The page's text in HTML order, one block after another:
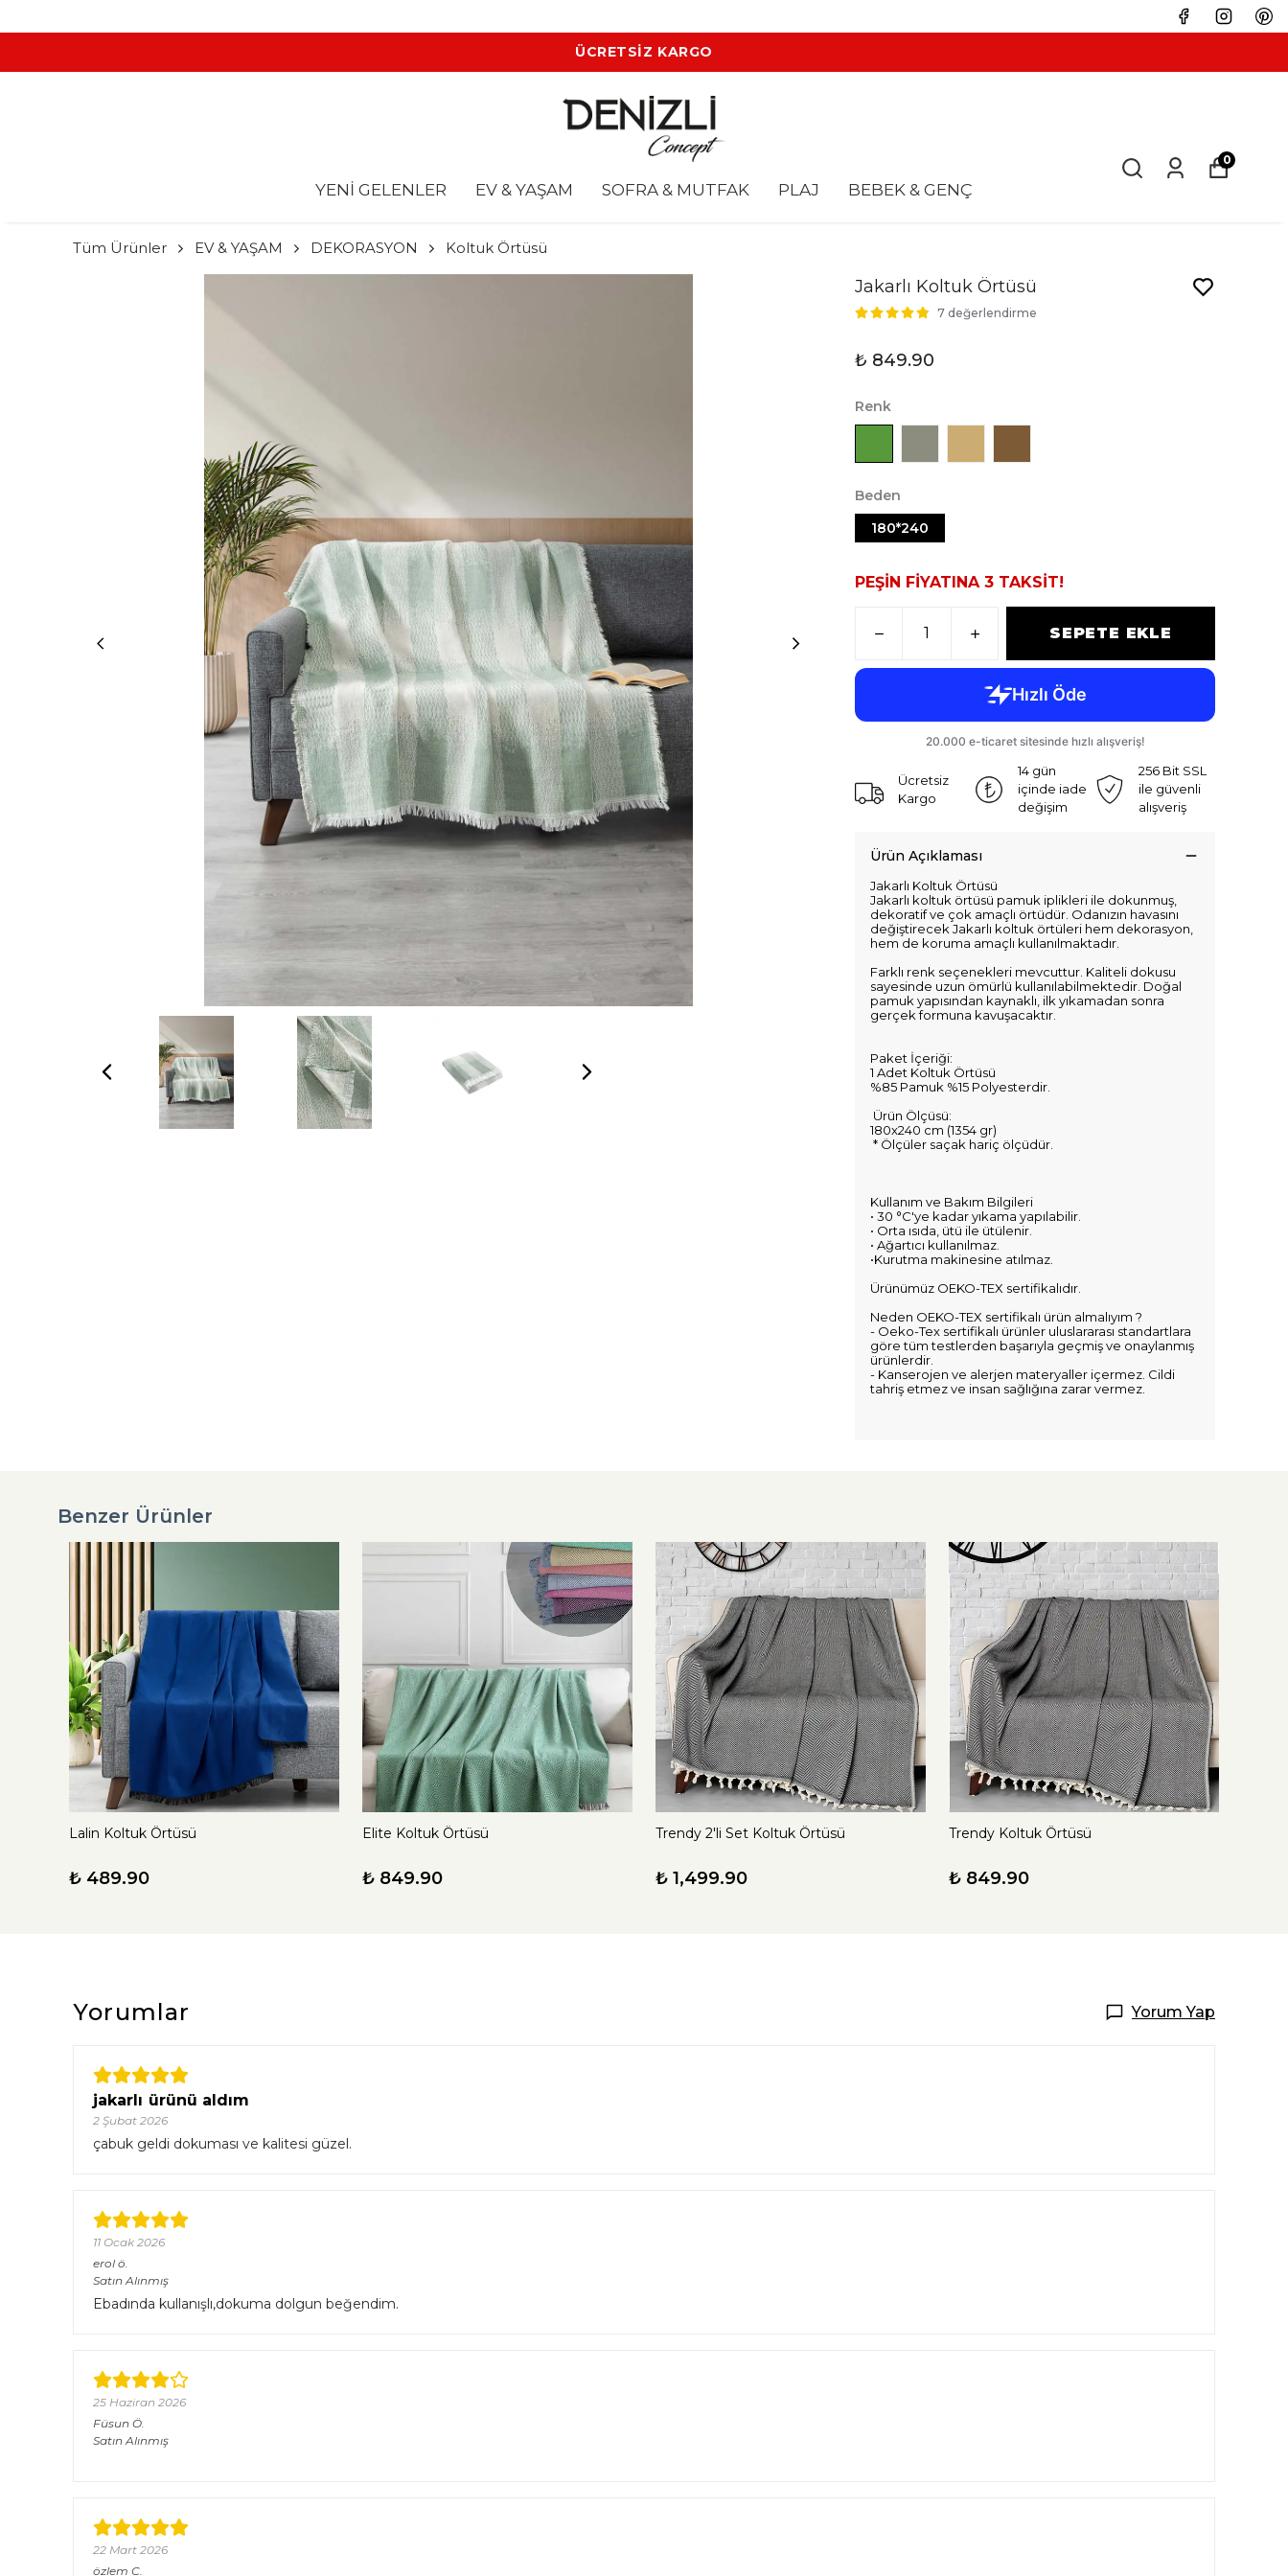
ÜCRETSİZ KARGO
YENİ GELENLER EV & YAŞAM SOFRA & MUTFAK PLAJ BEBEK & GENÇ
0
Tüm Ürünler EV & YAŞAM DEKORASYON Koltuk Örtüsü
Jakarlı Koltuk Örtüsü
7 değerlendirme
₺ 849.90
Renk
Beden
180*240
PEŞİN FİYATINA 3 TAKSİT!
SEPETE EKLE
Ücretsiz
Kargo
14 gün
içinde iade
değişim
256 Bit SSL
ile güvenli
alışveriş
Ürün Açıklaması
Jakarlı Koltuk Örtüsü
Jakarlı koltuk örtüsü pamuk iplikleri ile dokunmuş,
dekoratif ve çok amaçlı örtüdür. Odanızın havasını
değiştirecek Jakarlı koltuk örtüleri hem dekorasyon,
hem de koruma amaçlı kullanılmaktadır.
Farklı renk seçenekleri mevcuttur. Kaliteli dokusu
sayesinde uzun ömürlü kullanılabilmektedir. Doğal
pamuk yapısından kaynaklı, ilk yıkamadan sonra
gerçek formuna kavuşacaktır.
Paket İçeriği:
1 Adet Koltuk Örtüsü
%85 Pamuk %15 Polyesterdir.
Ürün Ölçüsü:
180x240 cm (1354 gr)
* Ölçüler saçak hariç ölçüdür.
Kullanım ve Bakım Bilgileri
• 30 °C'ye kadar yıkama yapılabilir.
• Orta ısıda, ütü ile ütülenir.
• Ağartıcı kullanılmaz.
•Kurutma makinesine atılmaz.
Ürünümüz OEKO-TEX sertifikalıdır.
Neden OEKO-TEX sertifikalı ürün almalıyım ?
- Oeko-Tex sertifikalı ürünler uluslararası standartlara
göre tüm testlerden başarıyla geçmiş ve onaylanmış
ürünlerdir.
- Kanserojen ve alerjen materyaller içermez. Cildi
tahriş etmez ve insan sağlığına zarar vermez.
Benzer Ürünler
Lalin Koltuk Örtüsü
₺ 489.90
Elite Koltuk Örtüsü
₺ 849.90
Trendy 2'li Set Koltuk Örtüsü
₺ 1,499.90
Trendy Koltuk Örtüsü
₺ 849.90
Yorumlar Yorum Yap
jakarlı ürünü aldım
2 Şubat 2026
çabuk geldi dokuması ve kalitesi güzel.
11 Ocak 2026
erol ö.
Satın Alınmış
Ebadında kullanışlı,dokuma dolgun beğendim.
25 Haziran 2026
Füsun Ö.
Satın Alınmış
22 Mart 2026
özlem C.